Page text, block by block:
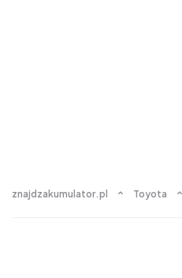
znajdzakumulator.pl Toyota